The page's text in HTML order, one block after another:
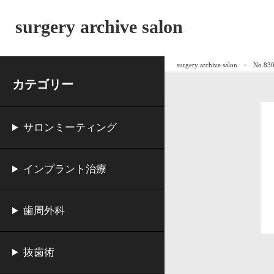
surgery archive salon
カテゴリー
サロンミーティング
インプラント治療
歯周外科
抜歯術
surgery archive salon